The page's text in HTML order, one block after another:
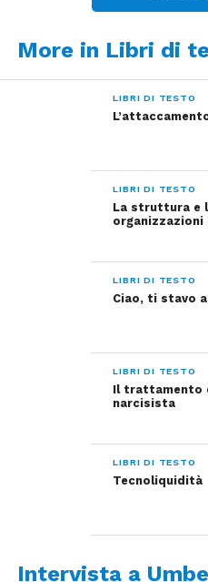
More in Libri di
LIBRI DI TESTO
LIBRI DI TESTO
La struttura e
organizzazioni
LIBRI DI TESTO
Ciao, ti stavo
LIBRI DI TESTO
Il trattamento
narcisista
LIBRI DI TESTO
Tecnoliquidità
Intervista a